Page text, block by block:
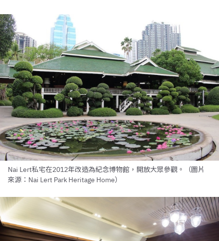
Nai Lert私宅在2012年改造為紀念博物館，開放大眾參觀。（圖片
來源：Nai Lert Park Heritage Home）